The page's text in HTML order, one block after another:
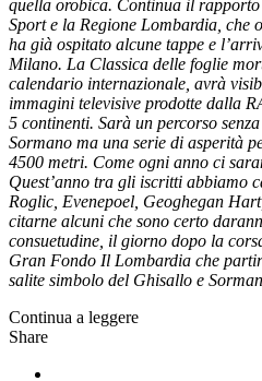
quella orobica. Continua il
Sport e la Regione Lombardia, che
ha già ospitato alcune tappe e
Milano. La Classica delle foglie
calendario internazionale, avrà
immagini televisive prodotte dalla
5 continenti. Sarà un percorso
Sormano ma una serie di asperità
4500 metri. Come ogni anno ci
Quest’anno tra gli iscritti abbiamo
Roglic, Evenepoel, Geoghegan
citarne alcuni che sono certo
consuetudine, il giorno dopo la
Gran Fondo Il Lombardia che
salite simbolo del Ghisallo e
Continua a leggere
Share